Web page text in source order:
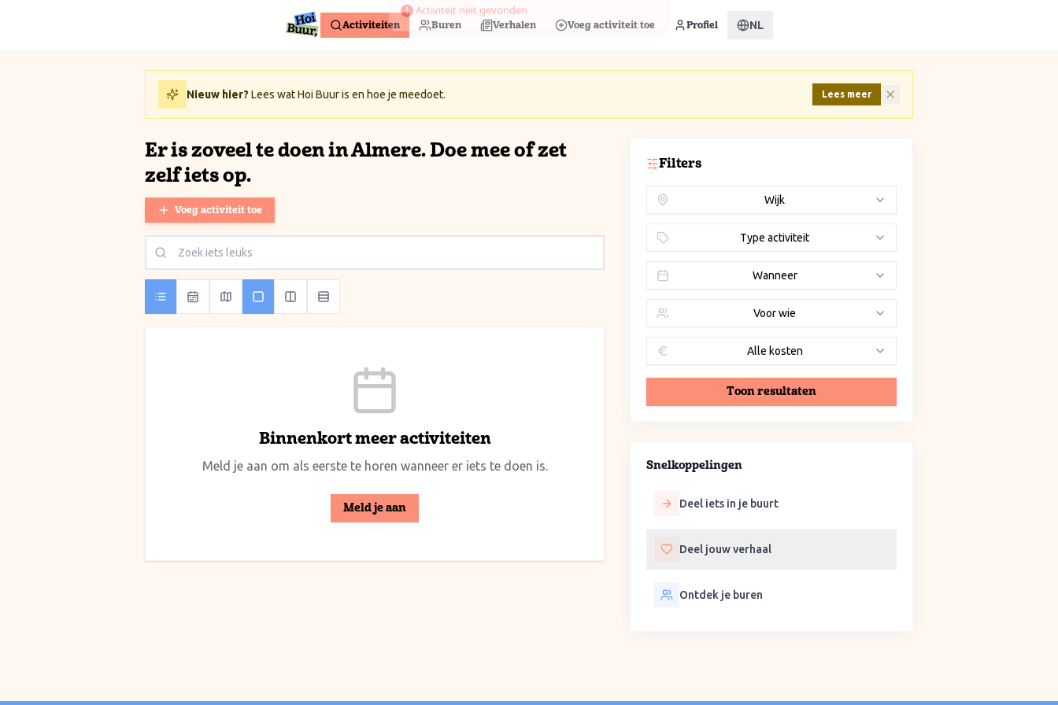
Activiteiten Buren Verhalen Voeg activiteit toe Profiel NL
Nieuw hier? Lees wat Hoi Buur is en hoe je meedoet. Lees meer
Er is zoveel te doen in Almere. Doe mee of zet
zelf iets op.
Voeg activiteit toe
Binnenkort meer activiteiten
Meld je aan om als eerste te horen wanneer er iets te doen is.
Meld je aan
Filters
Wijk
Type activiteit
Wanneer
Voor wie
Alle kosten
Toon resultaten
Snelkoppelingen
Deel iets in je buurt
Deel jouw verhaal
Ontdek je buren